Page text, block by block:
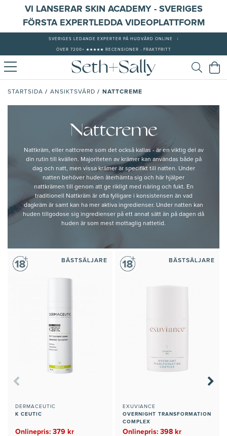
VI LANSERAR SKIN ACADEMY - SVERIGES
FÖRSTA EXPERTLEDDA VIDEOPLATTFORM
SVERIGES LEDANDE EXPERTER PÅ HUDVÅRD ONLINE
ÖVER 7200+ ★★★★★ RECENSIONER - FRAKTFRITT
STARTSIDA / ANSIKTSVÅRD / NATTCREME
Nattcreme
Nattkräm, eller nattcreme som det också kallas - är en viktig del av
din rutin till kvällen. Majoriteten av krämer kan användas både på
dag och natt, men vissa krämer är specifikt till natten. Under
natten behöver huden återhämta sig och här hjälper
nattkrämen till genom att ge rikligt med näring och fukt. En
traditionell Nattkräm är ofta fylligare i konsistensen än vad
dagkräm är samt kan ha mer aktiva ingredienser. Under natten kan
huden tillgodose sig ingredienser på ett annat sätt än på dagen då
huden är som mest mottaglig nattetid.
BÄSTSÄLJARE
DERMACEUTIC
K CEUTIC
Onlinepris: 379 kr
BÄSTSÄLJARE
EXUVIANCE
OVERNIGHT TRANSFORMATION
COMPLEX
Onlinepris: 398 kr